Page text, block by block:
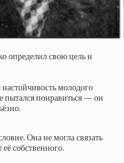
определил свою цель и
молодого
пытался понравиться — он
Она не могла связать
собственного.